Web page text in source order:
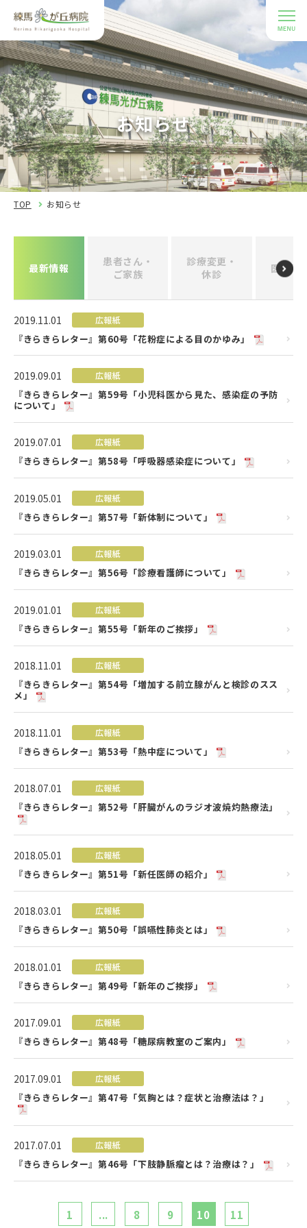
お知らせ
TOP お知らせ
最新情報
患者さん・
ご家族
診療変更・
休診
医療関
2019.11.01 広報紙
『きらきらレター』第60号「花粉症による目のかゆみ」
2019.09.01 広報紙
『きらきらレター』第59号「小児科医から見た、感染症の予防
について」
2019.07.01 広報紙
『きらきらレター』第58号「呼吸器感染症について」
2019.05.01 広報紙
『きらきらレター』第57号「新体制について」
2019.03.01 広報紙
『きらきらレター』第56号「診療看護師について」
2019.01.01 広報紙
『きらきらレター』第55号「新年のご挨拶」
2018.11.01 広報紙
『きらきらレター』第54号「増加する前立腺がんと検診のスス
メ」
2018.11.01 広報紙
『きらきらレター』第53号「熱中症について」
2018.07.01 広報紙
『きらきらレター』第52号「肝臓がんのラジオ波焼灼熱療法」
2018.05.01 広報紙
『きらきらレター』第51号「新任医師の紹介」
2018.03.01 広報紙
『きらきらレター』第50号「誤嚥性肺炎とは」
2018.01.01 広報紙
『きらきらレター』第49号「新年のご挨拶」
2017.09.01 広報紙
『きらきらレター』第48号「糖尿病教室のご案内」
2017.09.01 広報紙
『きらきらレター』第47号「気胸とは？症状と治療法は？」
2017.07.01 広報紙
『きらきらレター』第46号「下肢静脈瘤とは？治療は？」
1 ... 8 9 10 11